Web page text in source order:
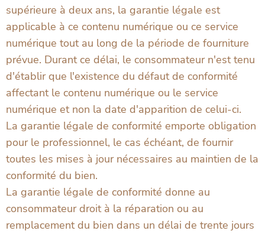
supérieure à deux ans, la garantie légale est
applicable à ce contenu numérique ou ce service
numérique tout au long de la période de fourniture
prévue. Durant ce délai, le consommateur n'est tenu
d'établir que l'existence du défaut de conformité
affectant le contenu numérique ou le service
numérique et non la date d'apparition de celui-ci.
La garantie légale de conformité emporte obligation
pour le professionnel, le cas échéant, de fournir
toutes les mises à jour nécessaires au maintien de la
conformité du bien.
La garantie légale de conformité donne au
consommateur droit à la réparation ou au
remplacement du bien dans un délai de trente jours